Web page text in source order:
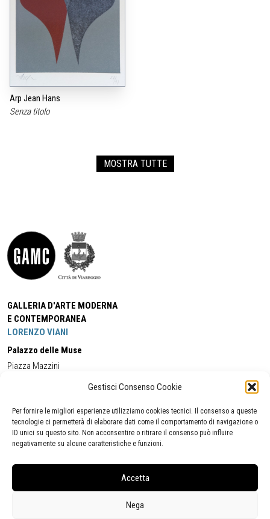
Gestisci Consenso Cookie
Per fornire le migliori esperienze utilizziamo cookies tecnici. Il consenso a queste
tecnologie ci permetterà di elaborare dati come il comportamento di navigazione o
ID unici su questo sito. Non acconsentire o ritirare il consenso può influire
negativamente su alcune caratteristiche e funzioni.
Accetta
Nega
Arp Jean Hans
Senza titolo
MOSTRA TUTTE
GALLERIA D'ARTE MODERNA
E CONTEMPORANEA
LORENZO VIANI
Palazzo delle Muse
Piazza Mazzini
Cell:+39 338 5714978 (orario apertura Galleria)
Tel:
+39 0584 944580
(orario 09.00/13.00)
Email:gamc@comune.viareggio.lu.it
Segnalazione di inaccessibilità